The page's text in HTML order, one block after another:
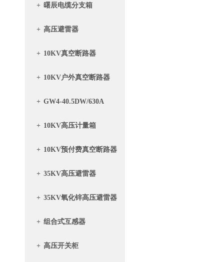
+ 曙辰电缆分支箱
+ 高压避雷器
+ 10KV真空断路器
+ 10KV户外真空断路器
+ GW4-40.5DW/630A
+ 10KV高压计量箱
+ 10KV预付费真空断路器
带计量箱
+ 35KV高压避雷器
+ 35KV氧化锌高压避雷器
+ 组合式互感器
+ 高压开关柜